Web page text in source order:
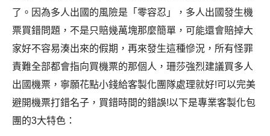
了。因為多人出國的風險是「零容忍」，多人出國發生機
票買錯問題，不是只賠幾萬塊那麼簡單，可能還會賠掉大
家好不容易湊出來的假期，再來發生這種慘況，所有怪罪
責難全部都會指向買機票的那個人，珊莎強烈建議買多人
出國機票，寧願花點小錢給客製化團隊處理就好!可以完美
避開機票打錯名子，買錯時間的錯誤!以下是專業客製化包
團的3大特色：